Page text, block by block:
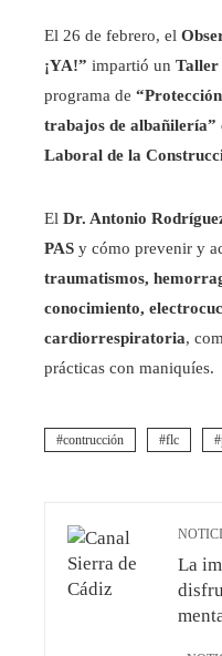
El 26 de febrero, el
¡YA!” impartió un Taller
programa de
trabajos de albañilería”
Laboral de la
El Dr. Antonio
PAS y cómo prevenir y
traumatismos,
conocimiento,
cardiorrespiratoria,
prácticas con maniquíes.
contrucción flc
La